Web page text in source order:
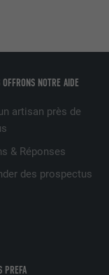
PREFA
NOTRE AIDE
artisan près de
& Réponses
des prospectus
l'utilisateur sur
préférences de